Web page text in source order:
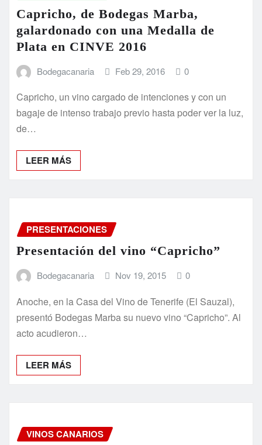
Capricho, de Bodegas Marba,
galardonado con una Medalla de
Plata en CINVE 2016
Bodegacanaria Feb 29, 2016 0
Capricho, un vino cargado de intenciones y con un
bagaje de intenso trabajo previo hasta poder ver la luz,
de…
LEER MÁS
PRESENTACIONES
Presentación del vino “Capricho”
Bodegacanaria Nov 19, 2015 0
Anoche, en la Casa del Vino de Tenerife (El Sauzal),
presentó Bodegas Marba su nuevo vino “Capricho”. Al
acto acudieron…
LEER MÁS
VINOS CANARIOS